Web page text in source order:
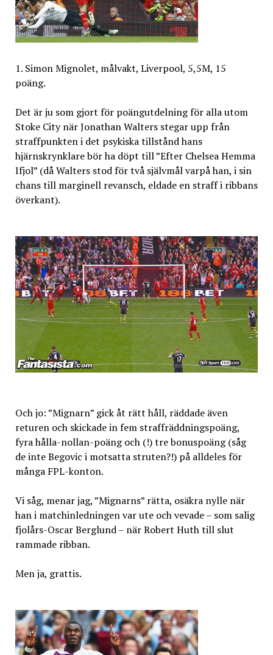
1. Simon Mignolet, målvakt, Liverpool, 5,5M, 15
poäng.
Det är ju som gjort för poängutdelning för alla utom
Stoke City när Jonathan Walters stegar upp från
straffpunkten i det psykiska tillstånd hans
hjärnskrynklare bör ha döpt till ”Efter Chelsea Hemma
Ifjol” (då Walters stod för två självmål varpå han, i sin
chans till marginell revansch, eldade en straff i ribbans
överkant).
Och jo: ”Mignarn” gick åt rätt håll, räddade även
returen och skickade in fem straffräddningspoäng,
fyra hålla-nollan-poäng och (!) tre bonuspoäng (såg
de inte Begovic i motsatta struten?!) på alldeles för
många FPL-konton.
Vi såg, menar jag, ”Mignarns” rätta, osäkra nylle när
han i matchinledningen var ute och vevade – som salig
fjolårs-Oscar Berglund – när Robert Huth till slut
rammade ribban.
Men ja, grattis.